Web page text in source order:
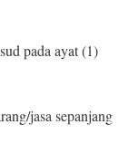
pada ayat (1)
jasa sepanjang